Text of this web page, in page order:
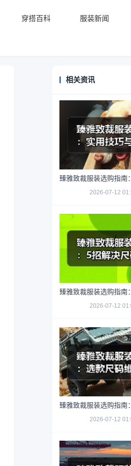
穿搭百科 服装新闻
相关资讯
臻雅致裁服装选购指南
2026-07-12
臻雅致裁服装选购指南
2026-07-12
臻雅致裁服装选购指南
2026-07-12